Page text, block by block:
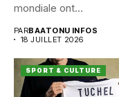
mondiale ont...
PARBAATONU INFOS
18 JUILLET 2026
SPORT & CULTURE